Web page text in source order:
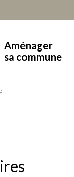
Aménager
sa commune